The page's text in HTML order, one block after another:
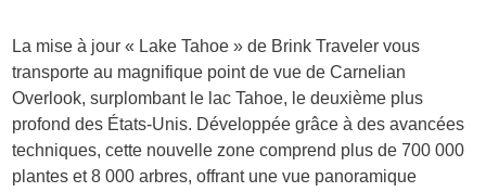
La mise à jour « Lake Tahoe » de Brink Traveler vous
transporte au magnifique point de vue de Carnelian
Overlook, surplombant le lac Tahoe, le deuxième plus
profond des États-Unis. Développée grâce à des avancées
techniques, cette nouvelle zone comprend plus de 700 000
plantes et 8 000 arbres, offrant une vue panoramique